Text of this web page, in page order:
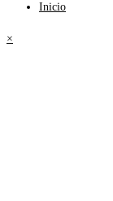
Inicio
×